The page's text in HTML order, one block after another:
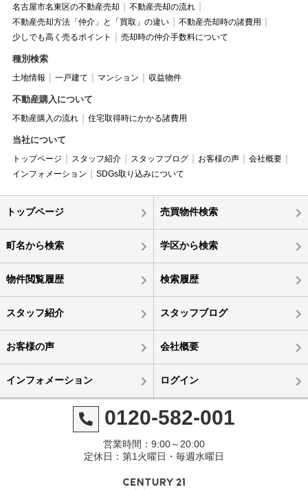
名古屋市名東区の不動産売却
不動産売却の流れ
不動産売却方法「仲介」と「買取」の違い
不動産売却時の諸費用
少しでも高く売るポイント
売却時の仲介手数料について
種別検索
土地情報 一戸建て マンション 収益物件
不動産購入について
不動産購入の流れ 住宅取得時にかかる諸費用
当社について
トップページ スタッフ紹介 スタッフブログ お客様の声
会社概要
インフォメーション
SDGs取り込みについて
トップページ 売買物件検索
町名から検索 学区から検索
物件閲覧履歴 検索履歴
スタッフ紹介 スタッフブログ
お客様の声 会社概要
インフォメーション ログイン
0120-582-001
営業時間：9:00～20:00
定休日：第1火曜日・毎週水曜日